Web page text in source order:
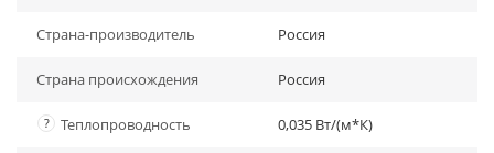
Страна-производитель Россия
Страна происхождения Россия
? Теплопроводность 0,035 Вт/(м*К)